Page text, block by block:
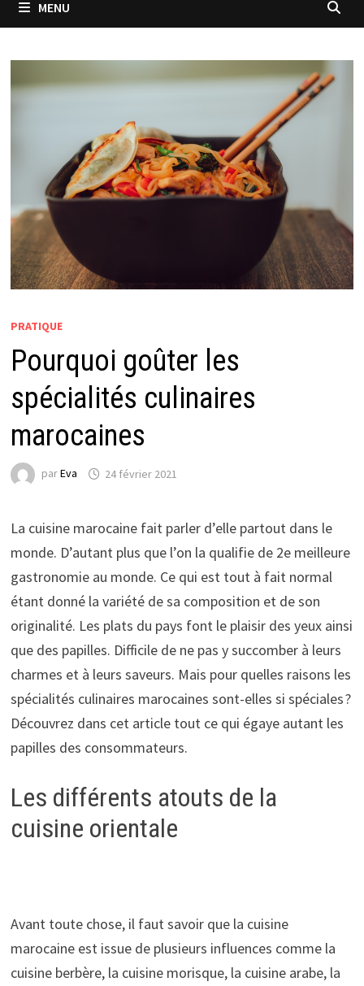
MENU
PRATIQUE
Pourquoi goûter les
spécialités culinaires
marocaines
parEva 24 février 2021
La cuisine marocaine fait parler d’elle partout dans le
monde. D’autant plus que l’on la qualifie de 2e meilleure
gastronomie au monde. Ce qui est tout à fait normal
étant donné la variété de sa composition et de son
originalité. Les plats du pays font le plaisir des yeux ainsi
que des papilles. Difficile de ne pas y succomber à leurs
charmes et à leurs saveurs. Mais pour quelles raisons les
spécialités culinaires marocaines sont-elles si spéciales ?
Découvrez dans cet article tout ce qui égaye autant les
papilles des consommateurs.
Les différents atouts de la
cuisine orientale
Avant toute chose, il faut savoir que la cuisine
marocaine est issue de plusieurs influences comme la
cuisine berbère, la cuisine morisque, la cuisine arabe, la